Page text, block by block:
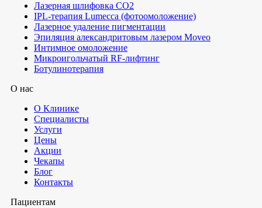
Лазерная шлифовка СО2
IPL-терапия Lumecca (фотоомоложение)
Лазерное удаление пигментации
Эпиляция александритовым лазером Moveo
Интимное омоложение
Микроигольчатый RF-лифтинг
Ботулинотерапия
О нас
О Клинике
Специалисты
Услуги
Цены
Акции
Чекапы
Блог
Контакты
Пациентам